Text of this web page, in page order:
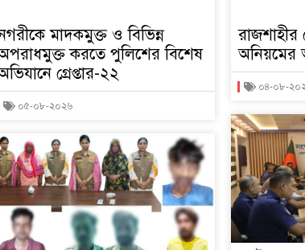
মাদকমুক্ত ও বিভিন্ন
করতে পুলিশের বিশেষ
গ্রেপ্তার-২২
০৫-০৮-২০২৬
অনিয়মের
০৪-০৮-